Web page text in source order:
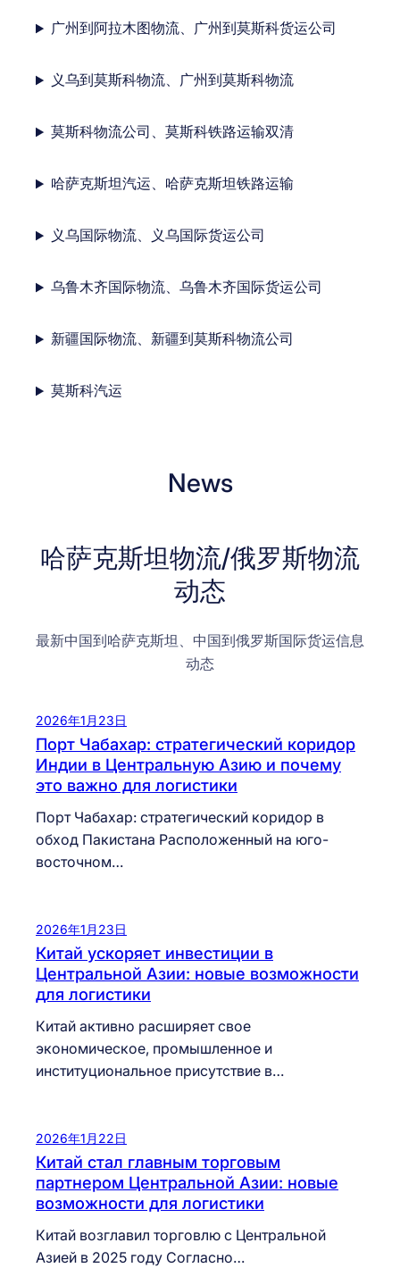
广州到阿拉木图物流、广州到莫斯科货运公司
义乌到莫斯科物流、广州到莫斯科物流
莫斯科物流公司、莫斯科铁路运输双清
哈萨克斯坦汽运、哈萨克斯坦铁路运输
义乌国际物流、义乌国际货运公司
乌鲁木齐国际物流、乌鲁木齐国际货运公司
新疆国际物流、新疆到莫斯科物流公司
莫斯科汽运
News
哈萨克斯坦物流/俄罗斯物流
动态
最新中国到哈萨克斯坦、中国到俄罗斯国际货运信息
动态
2026年1月23日
Порт Чабахар: стратегический коридор
Индии в Центральную Азию и почему
это важно для логистики
Порт Чабахар: стратегический коридор в
обход Пакистана Расположенный на юго-
восточном…
2026年1月23日
Китай ускоряет инвестиции в
Центральной Азии: новые возможности
для логистики
Китай активно расширяет свое
экономическое, промышленное и
институциональное присутствие в…
2026年1月22日
Китай стал главным торговым
партнером Центральной Азии: новые
возможности для логистики
Китай возглавил торговлю с Центральной
Азией в 2025 году Согласно…